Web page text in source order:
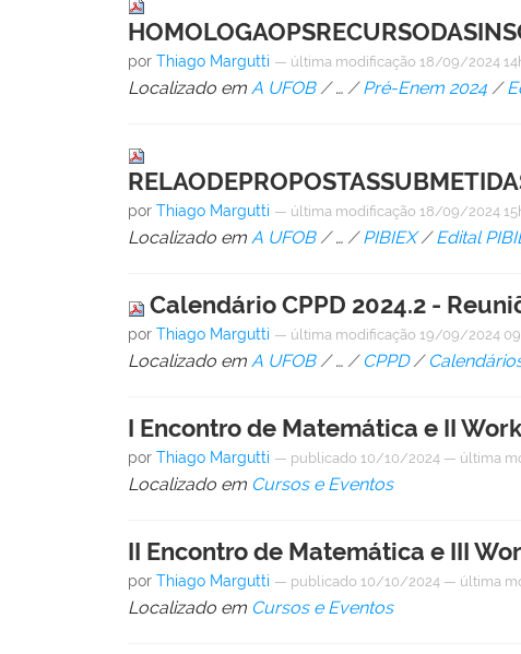
porThiago Margutti — última modificação 18/09/2024
Localizado em A UFOB /…/Pré-Enem 2024 /
porThiago Margutti — última modificação 18/09/2024
Localizado em A UFOB /…/PIBIEX /Edital
Calendário CPPD 2024.2 -
porThiago Margutti — última modificação 19/09/2024
Localizado em A UFOB /…/ CPPD /
I Encontro de Matemática e II
porThiago Margutti — publicado 10/10/2024 — última
Localizado em Cursos e Eventos
II Encontro de Matemática e III
porThiago Margutti — publicado 10/10/2024 — última
Localizado em Cursos e Eventos